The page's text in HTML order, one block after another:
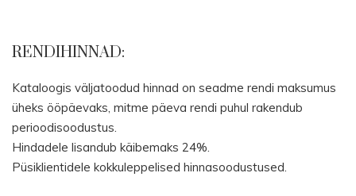
RENDIHINNAD:
Kataloogis väljatoodud hinnad on seadme rendi maksumus
üheks ööpäevaks, mitme päeva rendi puhul rakendub
perioodisoodustus.
Hindadele lisandub käibemaks 24%.
Püsiklientidele kokkuleppelised hinnasoodustused.